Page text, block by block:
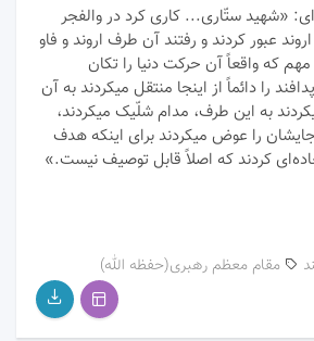
«شهید ستّاری... کاری کرد در والفجر
عبور کردند و رفتند آن طرف اروند و فاو
که واقعاً آن حرکت دنیا را تکان
را دائماً از اینجا منتقل میکردند به آن
به این طرف، مدام شلّیک میکردند،
جایشان را عوض میکردند برای اینکه هدف
کردند که اصلاً قابل توصیف نیست.»
مقام معظم رهبری(حفظه الله)